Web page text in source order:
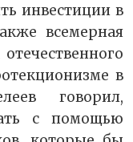
инвестиции в
всемерная
в
говорил,
с помощью